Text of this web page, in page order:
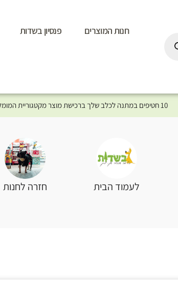
חנות המוצרים פנסיון בשדות
10 חטיפים במתנה לכלב שלך ברכישת מוצר מקטגוריית המומלצים ⤎ לחצו כאן למוצרים המומלצים לכלב
לעמוד הבית חזרה לחנות